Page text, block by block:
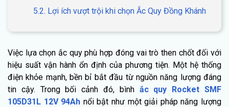
5.2. Lợi ích vượt trội khi chọn Ắc Quy Đồng Khánh
Việc lựa chọn ắc quy phù hợp đóng vai trò then chốt đối với
hiệu suất vận hành ổn định của phương tiện. Một hệ thống
điện khỏe mạnh, bền bỉ bắt đầu từ nguồn năng lượng đáng
tin cậy. Trong bối cảnh đó, bình ắc quy Rocket SMF
105D31L 12V 94Ah nổi bật như một giải pháp năng lượng